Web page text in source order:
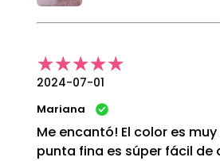
2024-07-01
Mariana
Me encantó! El color es
punta fina es súper fácil de